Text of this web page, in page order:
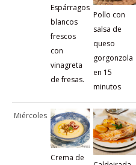
Espárragos
blancos
frescos
con
vinagreta
de fresas.
Pollo con
salsa de
queso
gorgonzola
en 15
minutos
Miércoles
Crema de